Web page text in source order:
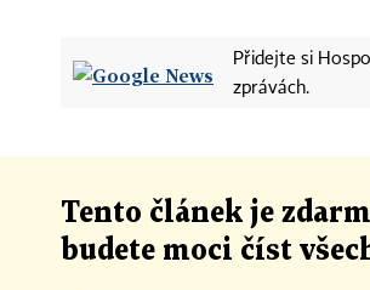
Přidejte si
zprávách.
Tento článek je
budete moci číst